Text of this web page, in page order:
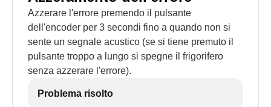
Azzerare l'errore premendo il pulsante
dell'encoder per 3 secondi fino a quando non si
sente un segnale acustico (se si tiene premuto il
pulsante troppo a lungo si spegne il frigorifero
senza azzerare l'errore).
Problema risolto